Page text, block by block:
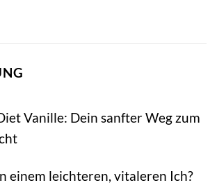
Vanille: Dein sanfter Weg zum
einem leichteren, vitaleren Ich?